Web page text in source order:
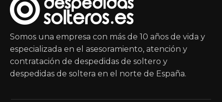
Somos una empresa con más de 10 años de vida y
especializada en el asesoramiento, atención y
contratación de despedidas de soltero y
despedidas de soltera en el norte de España.